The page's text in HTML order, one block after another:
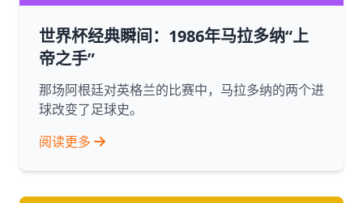
世界杯经典瞬间：1986年马拉多纳“上
帝之手”
那场阿根廷对英格兰的比赛中，马拉多纳的两个进
球改变了足球史。
阅读更多